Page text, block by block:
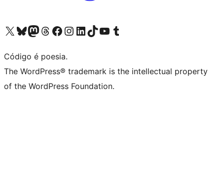
Visite a nossa conta X (antigo Twitter)
Visit our Bluesky account
Visit our Mastodon account
Visit our Threads account
Visite a nossa página do Facebook
Visite a nossa conta no Instagram
Visite a nossa conta no LinkedIn
Visit our TikTok account
Visit our YouTube channel
Visit our Tumblr account
Código é poesia.
The WordPress® trademark is the intellectual property
of the WordPress Foundation.